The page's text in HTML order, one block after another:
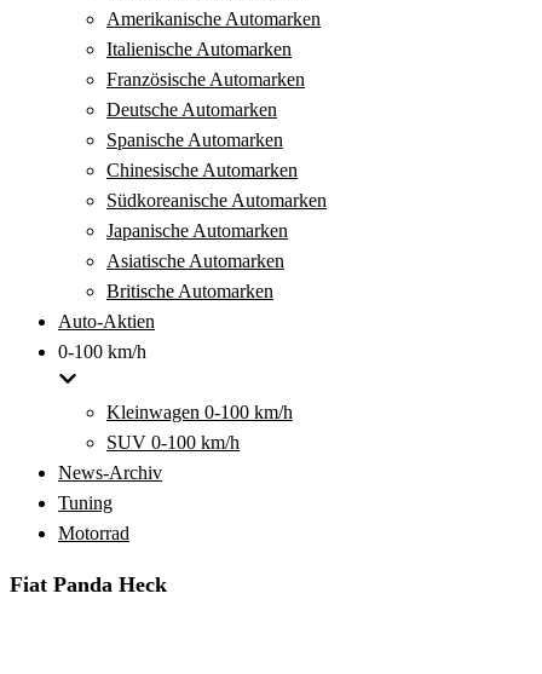
Amerikanische Automarken
Italienische Automarken
Französische Automarken
Deutsche Automarken
Spanische Automarken
Chinesische Automarken
Südkoreanische Automarken
Japanische Automarken
Asiatische Automarken
Britische Automarken
Auto-Aktien
0-100 km/h
Kleinwagen 0-100 km/h
SUV 0-100 km/h
News-Archiv
Tuning
Motorrad
Fiat Panda Heck